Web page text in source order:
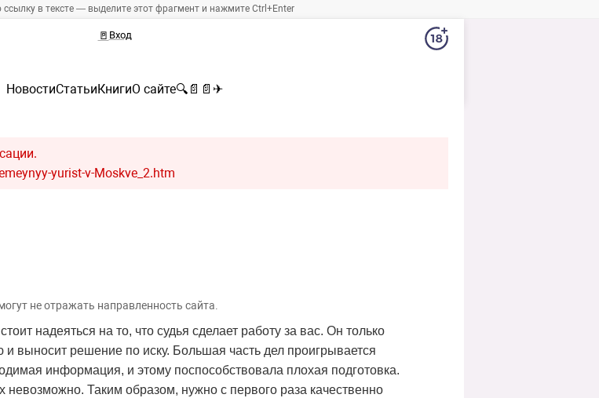
в тексте — выделите этот фрагмент и нажмите Ctrl+Enter
🚪 Вход
НовостиСтатьиКнигиО сайте🔍 📄 📄 ✈
yurist-v-Moskve_2.htm
не отражать направленность сайта.
надеяться на то, что судья сделает работу за вас. Он только
выносит решение по иску. Большая часть дел проигрывается
информация, и этому поспособствовала плохая подготовка.
невозможно. Таким образом, нужно с первого раза качественно